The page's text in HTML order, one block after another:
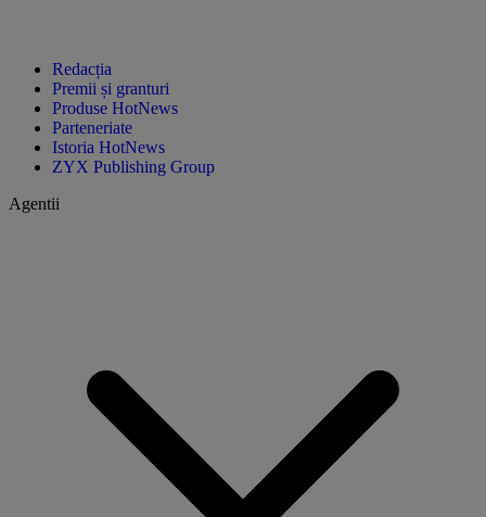
Redacția
Premii și granturi
Produse HotNews
Parteneriate
Istoria HotNews
ZYX Publishing Group
Agentii